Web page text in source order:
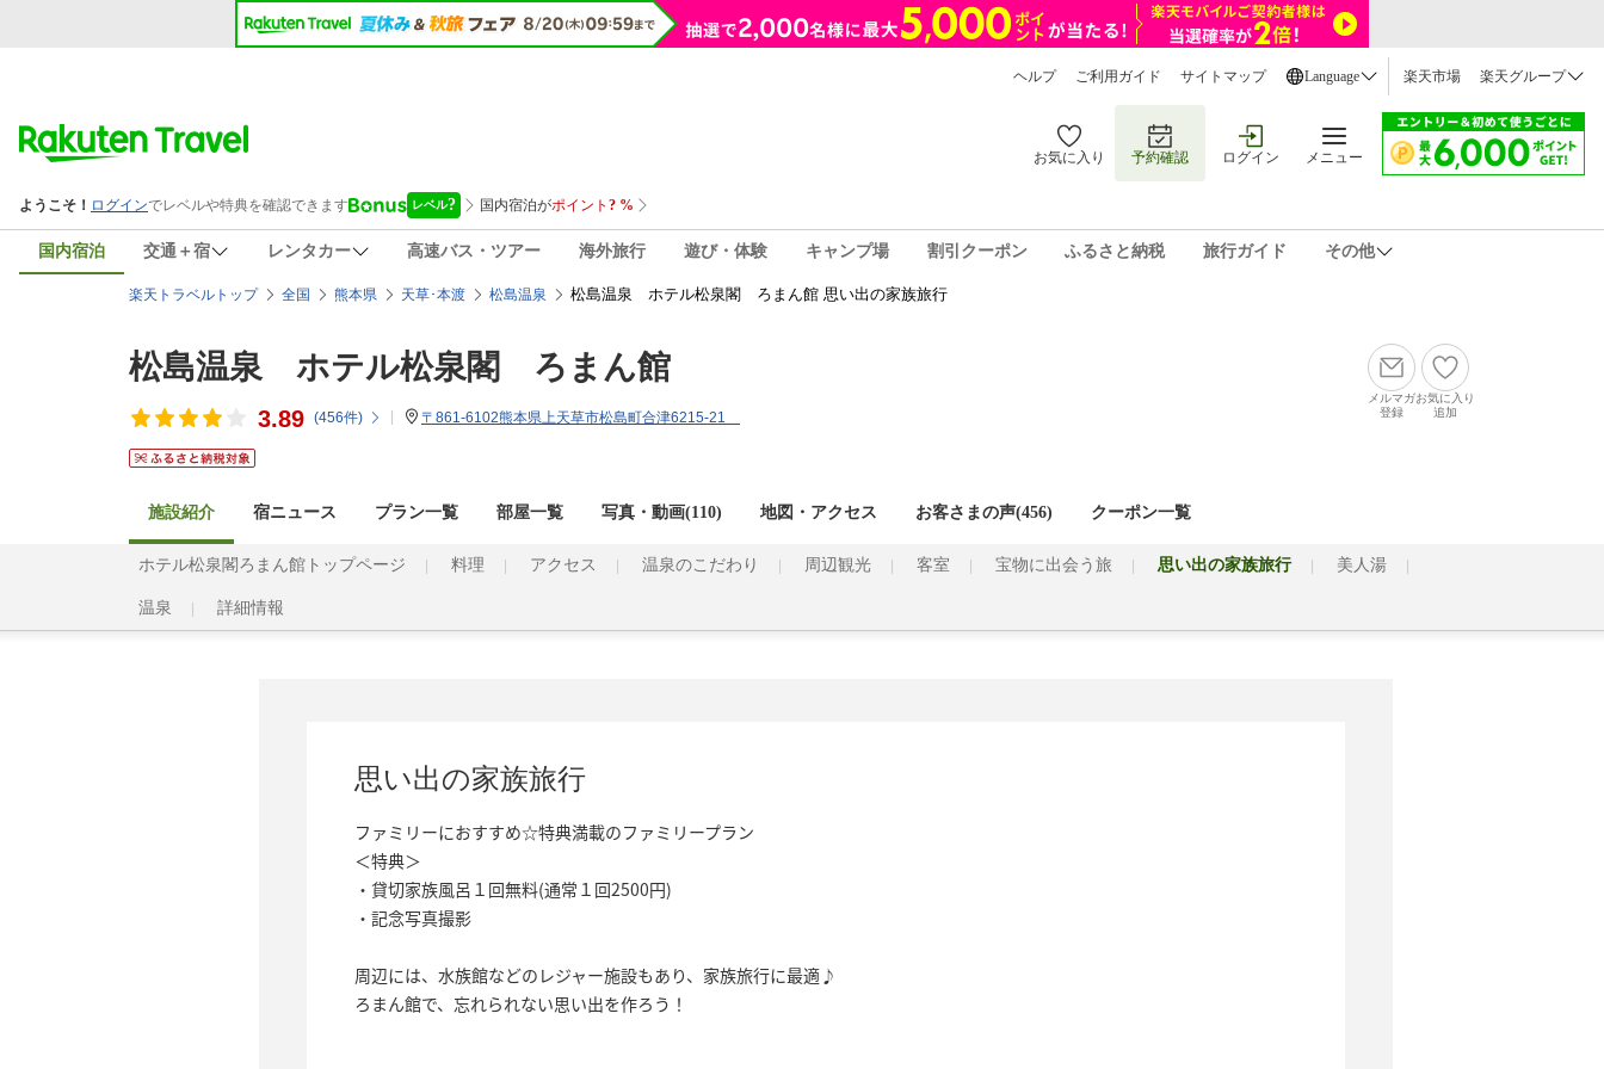
ヘルプ ご利用ガイド サイトマップ Language 楽天市場 楽天グループ
お気に入り 予約確認 ログイン メニュー
国内宿泊 交通＋宿 レンタカー 高速バス・ツアー 海外旅行 遊び・体験 キャンプ場 割引クーポン ふるさと納税 旅行ガイド その他
楽天トラベルトップ 全国 熊本県 天草･本渡 松島温泉 松島温泉 ホテル松泉閣 ろまん館 思い出の家族旅行
松島温泉 ホテル松泉閣 ろまん館
3.89 (456件) 〒861-6102熊本県上天草市松島町合津6215-21
メルマガ
登録
お気に入り
追加
施設紹介 宿ニュース プラン一覧 部屋一覧 写真・動画(110) 地図・アクセス お客さまの声(456) クーポン一覧
ホテル松泉閣ろまん館トップページ 料理 アクセス 温泉のこだわり 周辺観光 客室 宝物に出会う旅 思い出の家族旅行 美人湯
温泉 詳細情報
思い出の家族旅行
ファミリーにおすすめ☆特典満載のファミリープラン
＜特典＞
・貸切家族風呂１回無料(通常１回2500円)
・記念写真撮影
周辺には、水族館などのレジャー施設もあり、家族旅行に最適♪
ろまん館で、忘れられない思い出を作ろう！